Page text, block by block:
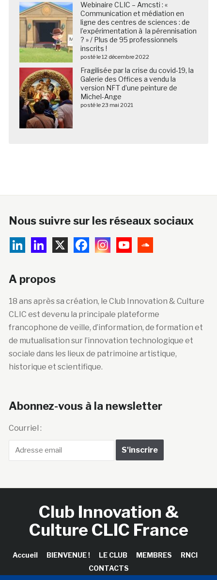
Webinaire CLIC – Amcsti : «
Communication et médiation en
ligne des centres de sciences : de
l’expérimentation à la pérennisation
? » / Plus de 95 professionnels
inscrits !
posté le 12 décembre 2022
Fragilisée par la crise du covid-19, la
Galerie des Offices a vendu la
version NFT d’une peinture de
Michel-Ange
posté le 23 mai 2021
Nous suivre sur les réseaux sociaux
A propos
18 ans après sa création, le Club Innovation & Culture
CLIC est devenu la principale plateforme
francophone de veille, d’information, de formation et
de mutualisation sur l’innovation technologique et
sociale dans les lieux de patrimoine artistique,
historique et scientifique.
Abonnez-vous à la newsletter
Courriel :
Club Innovation &
Culture CLIC France
Accueil BIENVENUE ! LE CLUB MEMBRES
RNCI
CONTACTS